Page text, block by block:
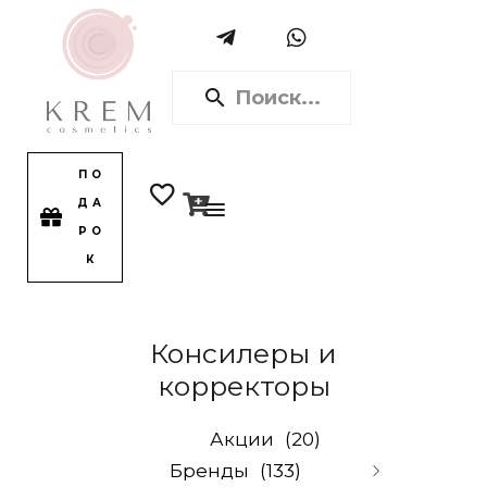
ПО
ДА
РО
К
Консилеры и
корректоры
Акции
(20)
Бренды
(133)